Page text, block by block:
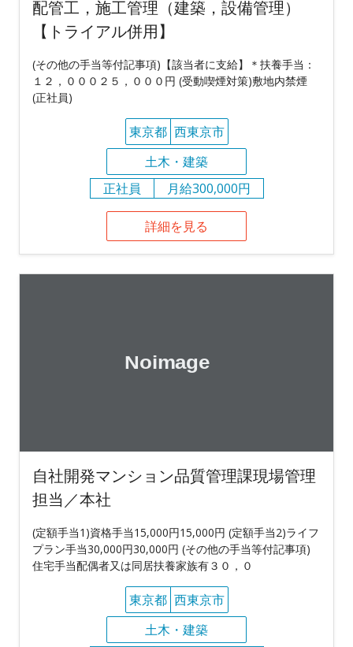
配管工，施工管理（建築，設備管理）
【トライアル併用】
(その他の手当等付記事項)【該当者に支給】＊扶養手当：
１２，０００２５，０００円 (受動喫煙対策)敷地内禁煙
(正社員)
東京都 西東京市
土木・建築
正社員
月給300,000円
詳細を見る
自社開発マンション品質管理課現場管理
担当／本社
(定額手当1)資格手当15,000円15,000円 (定額手当2)ライフ
プラン手当30,000円30,000円 (その他の手当等付記事項)
住宅手当配偶者又は同居扶養家族有３０，０
東京都 西東京市
土木・建築